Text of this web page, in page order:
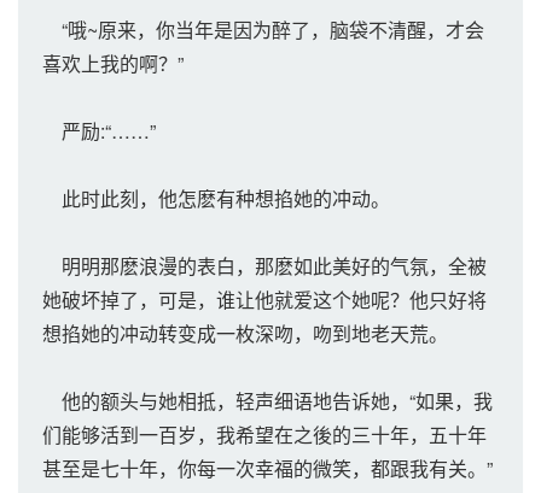
“哦~原来，你当年是因为醉了，脑袋不清醒，才会
喜欢上我的啊？”
严励:“……”
此时此刻，他怎麽有种想掐她的冲动。
明明那麽浪漫的表白，那麽如此美好的气氛，全被
她破坏掉了，可是，谁让他就爱这个她呢？他只好将
想掐她的冲动转变成一枚深吻，吻到地老天荒。
他的额头与她相抵，轻声细语地告诉她，“如果，我
们能够活到一百岁，我希望在之後的三十年，五十年
甚至是七十年，你每一次幸福的微笑，都跟我有关。”